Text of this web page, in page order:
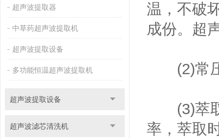
超声波提取器
中草药超声波提取机
超声波提取设备
多功能恒温超声波提取机
超声波提取设备
超声波滤芯清洗机
温，不破
成份。超
(2)常压
(3)萃取
率，萃取